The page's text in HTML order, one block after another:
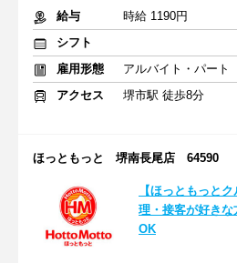
給与
時給 1190円
シフト
雇用形態
アルバイト・パート
アクセス
堺市駅 徒歩8分
ほっともっと 堺南長尾店 64590
【ほっともっと
理・接客が好き
OK